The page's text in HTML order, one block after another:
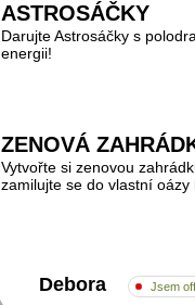
ASTROSÁČKY
Darujte Astrosáčky s
energii!
ZENOVÁ
Vytvořte si zenovou
zamilujte se do vlastní oázy
Debora Jsem